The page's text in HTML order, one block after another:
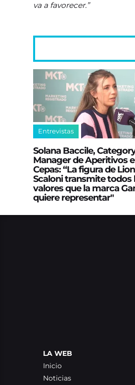
va a favorecer.”
Entrevistas
Solana Baccile,
Manager de Aperitivos
Cepas: “La figura de
Scaloni transmite todos
valores que la marca
quiere representar"
LA WEB
Inicio
Noticias